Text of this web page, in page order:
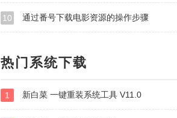
10 通过番号下载电影资源的操作步骤
热门系统下载
1 新白菜 一键重装系统工具 V11.0